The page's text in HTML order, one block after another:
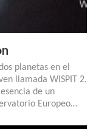
planetas en el
llamada WISPIT 2.
de un
Europeo…